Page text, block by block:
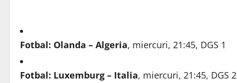
Fotbal: Olanda – Algeria, miercuri, 21:45, DGS 1
Fotbal: Luxemburg – Italia, miercuri, 21:45, DGS 2